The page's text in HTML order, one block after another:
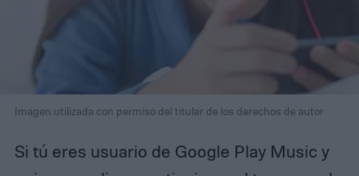
Imagen utilizada con permiso del titular de los derechos de autor
Si tú eres usuario de Google Play Music y